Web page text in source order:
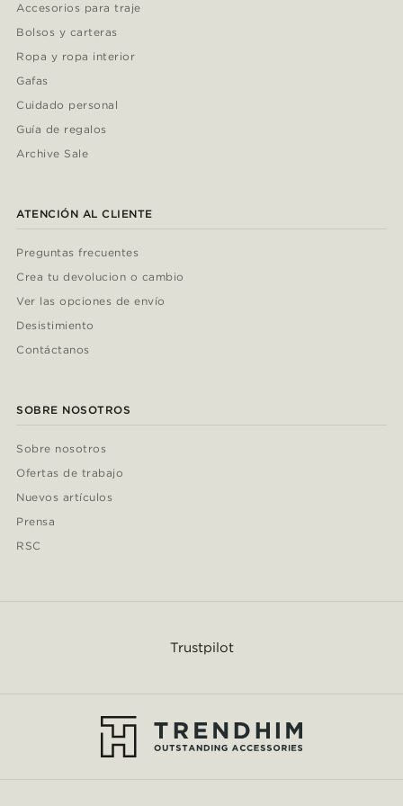
Accesorios para traje
Bolsos y carteras
Ropa y ropa interior
Gafas
Cuidado personal
Guía de regalos
Archive Sale
ATENCIÓN AL CLIENTE
Preguntas frecuentes
Crea tu devolucion o cambio
Ver las opciones de envío
Desistimiento
Contáctanos
SOBRE NOSOTROS
Sobre nosotros
Ofertas de trabajo
Nuevos artículos
Prensa
RSC
Trustpilot